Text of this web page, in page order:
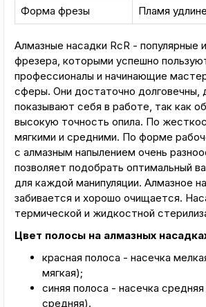
Форма фрезы
Пламя
Алмазные насадки RcR - популярные
фрезера, которыми успешно
профессионалы и начинающие
сферы. Они достаточно долговечны,
показывают себя в работе, так как
высокую точность опила. По
мягкими и средними. По форме
с алмазным напылением очень
позволяет подобрать оптимальный
для каждой манипуляции. Алмазное
забивается и хорошо очищается.
термической и жидкостной
Цвет полосы на алмазных
красная полоса - насечка
мягкая);
синяя полоса - насечка
средняя).